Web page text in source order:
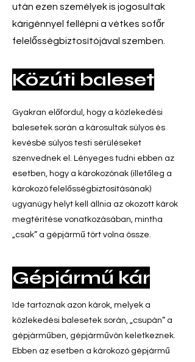
után ezen személyek is jogosultak
kárigénnyel fellépni a vétkes sofőr
felelősségbiztosítójával szemben.
Közúti baleset
Gyakran előfordul, hogy a közlekedési
balesetek során a károsultak súlyos és
kevésbé súlyos testi sérüléseket
szenvednek el. Lényeges tudni ebben az
esetben, hogy a károkozónak (illetőleg a
károkozó felelősségbiztosításának)
ugyanúgy helyt kell állnia az okozott károk
megtérítése vonatkozásában, mintha
„csak” a gépjármű tört volna össze.
Gépjármű kár
Ide tartoznak azon károk, melyek a
közlekedési balesetek során, „csupán” a
gépjárműben, gépjárművön keletkeznek.
Ebben az esetben a károkozó gépjármű